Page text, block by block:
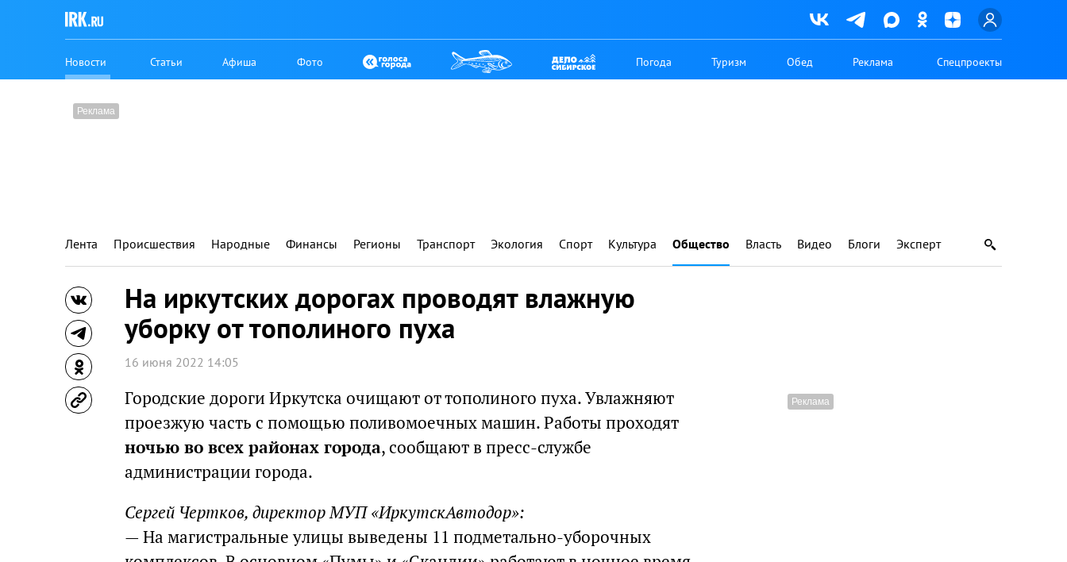
Новости Статьи Афиша Фото Погода Туризм Обед Реклама Спецпроекты
Лента Происшествия Народные Финансы Регионы Транспорт Экология Спорт Культура Общество Власть Видео Блоги Эксперт
На иркутских дорогах проводят влажную
уборку от тополиного пуха
16 июня 2022 14:05
Городские дороги Иркутска очищают от тополиного пуха. Увлажняют
проезжую часть с помощью поливомоечных машин. Работы проходят
ночью во всех районах города, сообщают в пресс-службе
администрации города.
Сергей Чертков, директор МУП «ИркутскАвтодор»:
— На магистральные улицы выведены 11 подметально-уборочных